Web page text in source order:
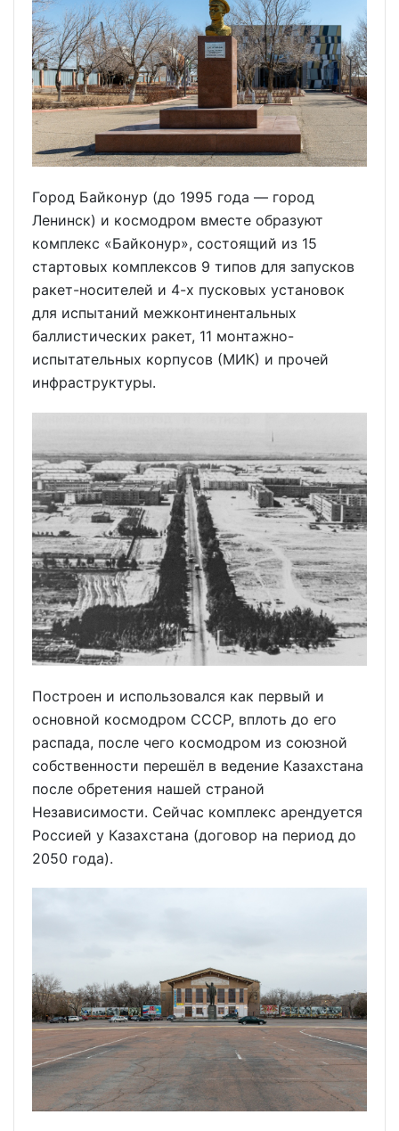
Город Байконур (до 1995 года — город
Ленинск) и космодром вместе образуют
комплекс «Байконур», состоящий из 15
стартовых комплексов 9 типов для запусков
ракет-носителей и 4-х пусковых установок
для испытаний межконтинентальных
баллистических ракет, 11 монтажно-
испытательных корпусов (МИК) и прочей
инфраструктуры.
Построен и использовался как первый и
основной космодром СССР, вплоть до его
распада, после чего космодром из союзной
собственности перешёл в ведение Казахстана
после обретения нашей страной
Независимости. Сейчас комплекс арендуется
Россией у Казахстана (договор на период до
2050 года).